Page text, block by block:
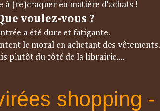
à (re)craquer en matière d'achats !
voulez-vous ?
a été dure et fatigante.
le moral en achetant des vêtements.
plutôt du côté de la librairie....
shopping -